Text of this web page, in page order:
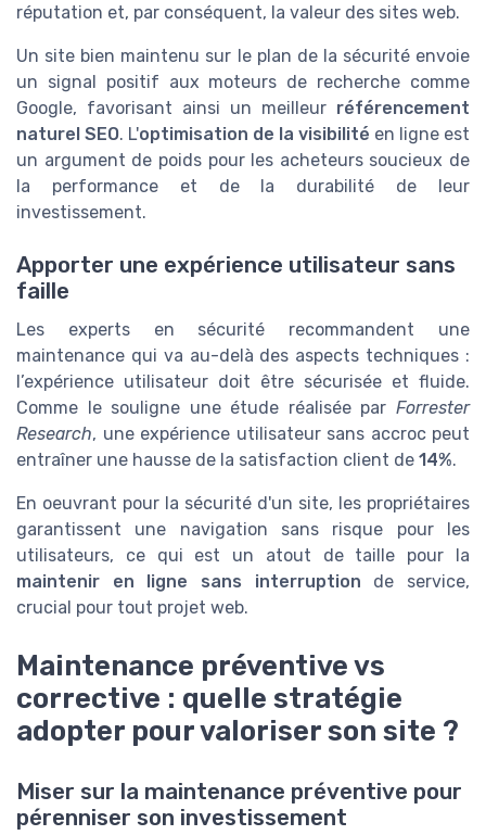
réputation et, par conséquent, la valeur des sites web.
Un site bien maintenu sur le plan de la sécurité envoie
un signal positif aux moteurs de recherche comme
Google, favorisant ainsi un meilleur référencement
naturel SEO. L'optimisation de la visibilité en ligne est
un argument de poids pour les acheteurs soucieux de
la performance et de la durabilité de leur
investissement.
Apporter une expérience utilisateur sans
faille
Les experts en sécurité recommandent une
maintenance qui va au-delà des aspects techniques :
l’expérience utilisateur doit être sécurisée et fluide.
Comme le souligne une étude réalisée par Forrester
Research, une expérience utilisateur sans accroc peut
entraîner une hausse de la satisfaction client de 14%.
En oeuvrant pour la sécurité d'un site, les propriétaires
garantissent une navigation sans risque pour les
utilisateurs, ce qui est un atout de taille pour la
maintenir en ligne sans interruption de service,
crucial pour tout projet web.
Maintenance préventive vs
corrective : quelle stratégie
adopter pour valoriser son site ?
Miser sur la maintenance préventive pour
pérenniser son investissement